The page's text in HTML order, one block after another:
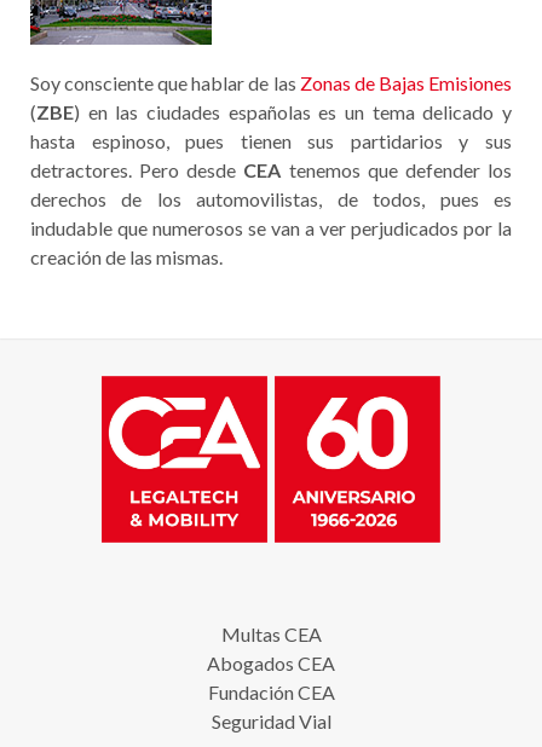
Soy consciente que hablar de las Zonas de Bajas Emisiones
(ZBE) en las ciudades españolas es un tema delicado y
hasta espinoso, pues tienen sus partidarios y sus
detractores. Pero desde CEA tenemos que defender los
derechos de los automovilistas, de todos, pues es
indudable que numerosos se van a ver perjudicados por la
creación de las mismas.
Multas CEA
Abogados CEA
Fundación CEA
Seguridad Vial